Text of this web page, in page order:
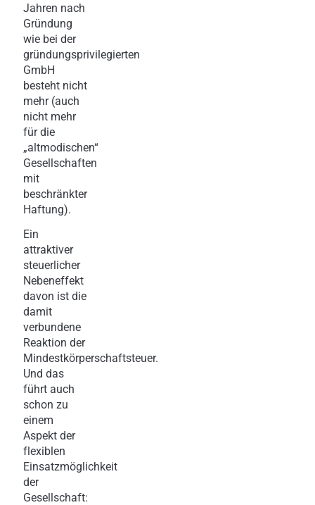
Jahren nach
Gründung
wie bei der
gründungsprivilegierten
GmbH
besteht nicht
mehr (auch
nicht mehr
für die
„altmodischen“
Gesellschaften
mit
beschränkter
Haftung).
Ein
attraktiver
steuerlicher
Nebeneffekt
davon ist die
damit
verbundene
Reaktion der
Mindestkörperschaftsteuer.
Und das
führt auch
schon zu
einem
Aspekt der
flexiblen
Einsatzmöglichkeit
der
Gesellschaft: